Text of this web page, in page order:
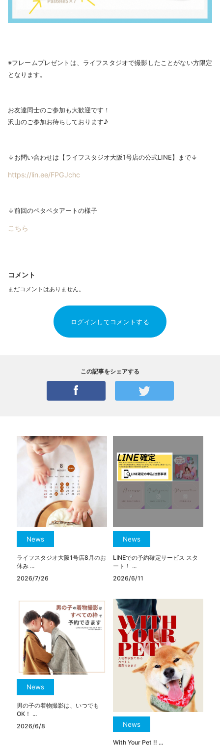
※フレームプレゼントは、ライフスタジオで撮影したことがない方限定
となります。
お友達同士のご参加も大歓迎です！
沢山のご参加お待ちしております♪
↓お問い合わせは【ライフスタジオ大阪1号店の公式LINE】まで↓
https://lin.ee/FPGJchc
↓前回のペタペタアートの様子
こちら
コメント
まだコメントはありません。
ログインしてコメントする
この記事をシェアする
News
ライフスタジオ大阪1号店8月のお
休み ...
2026/7/26
News
LINEでの予約確定サービス スタ
ート！ ...
2026/6/11
News
男の子の着物撮影は、いつでも
OK！ ...
2026/6/8
News
With Your Pet !! ...